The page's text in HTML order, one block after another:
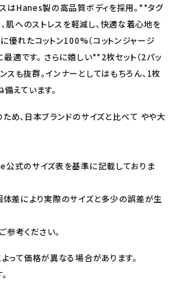
はHanes製の高品質ボディを採用。**タグ
肌へのストレスを軽減し、快適な着心地を
優れたコットン100%（コットンジャージ
適です。 さらに嬉しい**2枚セット（2パッ
スも抜群。インナーとしてはもちろん、1枚
えています。
め、日本ブランドのサイズと比べて やや大
式のサイズ表を基準に記載しておりま
差により実際のサイズと多少の誤差が生
参考ください。
って価格が異なる場合があります。